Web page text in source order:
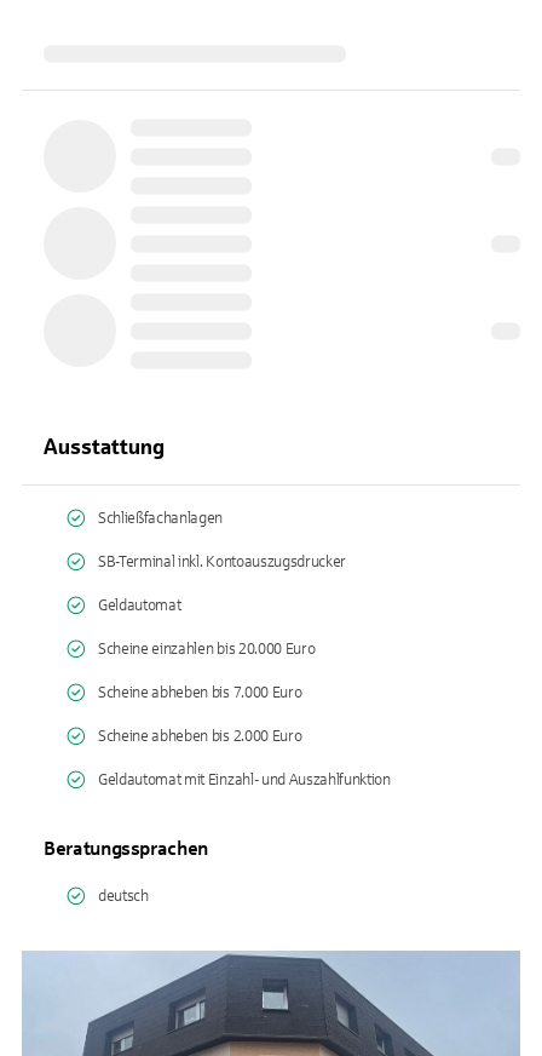
Ausstattung
Schließfachanlagen
SB-Terminal inkl. Kontoauszugsdrucker
Geldautomat
Scheine einzahlen bis 20.000 Euro
Scheine abheben bis 7.000 Euro
Scheine abheben bis 2.000 Euro
Geldautomat mit Einzahl- und Auszahlfunktion
Beratungssprachen
deutsch